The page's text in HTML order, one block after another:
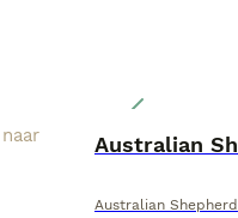
Australian
Australian Shepherd